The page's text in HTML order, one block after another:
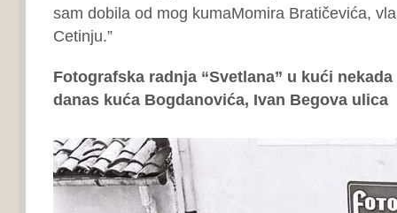
sam dobila od mog kumaMomira Bratičevića,
Cetinju.”
Fotografska radnja “Svetlana” u kući
danas kuća Bogdanovića, Ivan Begova ulica